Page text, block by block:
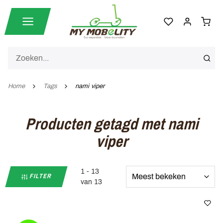
Home Tags nami viper
Producten getagd met nami
viper
FILTER
1 - 13
van 13